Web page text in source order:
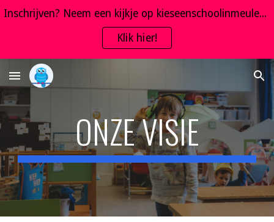
Skip to main content
Inschrijven? Neem een kijkje op kieseenschoolinmeulebeke.be
Klik hier!
ONZE VISIE